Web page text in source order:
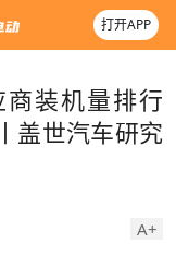
打开APP
装机量排行
盖世汽车研究
A+